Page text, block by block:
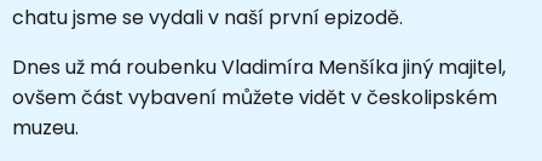
chatu jsme se vydali v naší první epizodě.
Dnes už má roubenku Vladimíra Menšíka jiný majitel,
ovšem část vybavení můžete vidět v českolipském
muzeu.